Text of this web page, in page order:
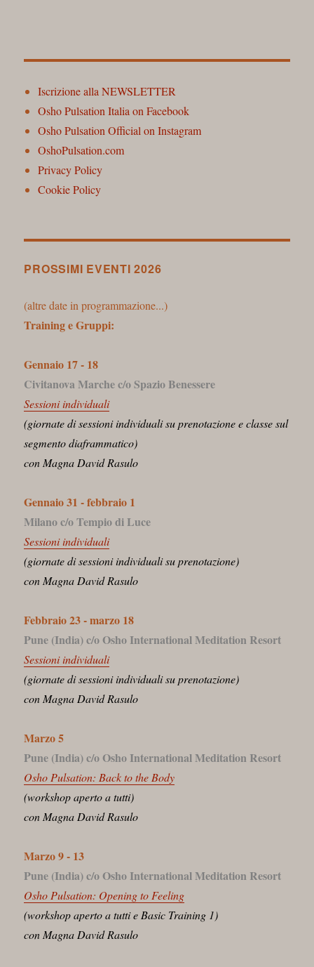
Iscrizione alla NEWSLETTER
Osho Pulsation Italia on Facebook
Osho Pulsation Official on Instagram
OshoPulsation.com
Privacy Policy
Cookie Policy
PROSSIMI EVENTI 2026
(altre date in programmazione...)
Training e Gruppi:
Gennaio 17 - 18
Civitanova Marche c/o Spazio Benessere
Sessioni individuali
(giornate di sessioni individuali su prenotazione e classe sul
segmento diaframmatico)
con Magna David Rasulo
Gennaio 31 - febbraio 1
Milano c/o Tempio di Luce
Sessioni individuali
(giornate di sessioni individuali su prenotazione)
con Magna David Rasulo
Febbraio 23 - marzo 18
Pune (India) c/o Osho International Meditation Resort
Sessioni individuali
(giornate di sessioni individuali su prenotazione)
con Magna David Rasulo
Marzo 5
Pune (India) c/o Osho International Meditation Resort
Osho Pulsation: Back to the Body
(workshop aperto a tutti)
con Magna David Rasulo
Marzo 9 - 13
Pune (India) c/o Osho International Meditation Resort
Osho Pulsation: Opening to Feeling
(workshop aperto a tutti e Basic Training 1)
con Magna David Rasulo